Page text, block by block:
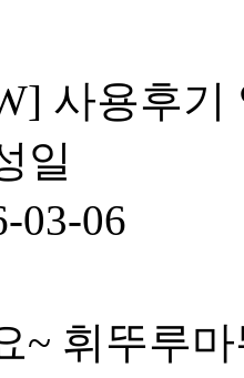
사용후기
일
03-06
~ 휘뚜루